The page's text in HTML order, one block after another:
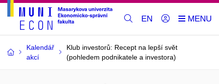
EN
Kalendář
akcí
Klub investorů: Recept na lepší svět
(pohledem podnikatele a investora)